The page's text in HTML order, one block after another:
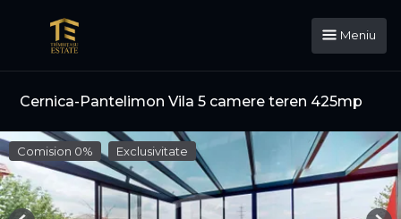
Meniu
Cernica-Pantelimon Vila 5 camere teren 425mp
Comision 0% Exclusivitate